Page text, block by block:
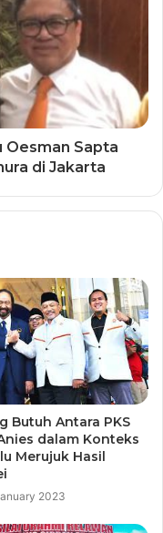
Oesman Sapta
di Jakarta
Butuh Antara PKS
dalam Konteks
Merujuk Hasil
2023